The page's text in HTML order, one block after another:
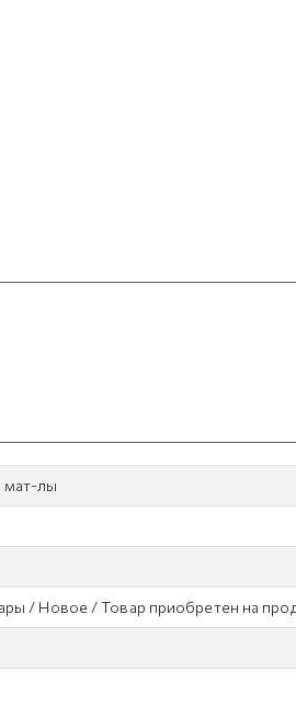
мат-лы
/ Новое / Товар приобретен на